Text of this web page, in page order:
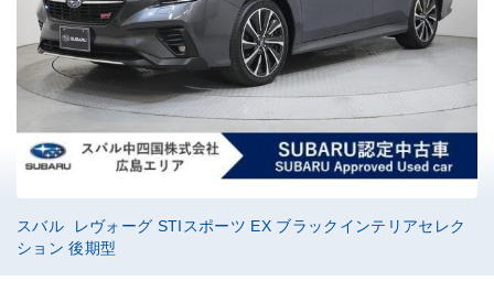
スバル レヴォーグ STIスポーツ EX ブラックインテリアセレク
ション 後期型